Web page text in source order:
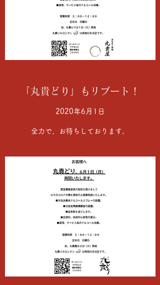
「丸貴どり」もリブート！
2020年6月1日
全力で、お待ちしております。